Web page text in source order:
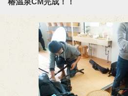
椿温泉CM完成！！